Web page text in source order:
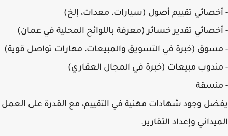
- أخصائي تقييم أصول (سيارات، معدات، إلخ)
- أخصائي تقدير خسائر(معرفة باللوائح المحلية في عمان)
- مسوق (خبرة في التسويق والمبيعات، مهارات تواصل قوية)
- مندوب مبيعات (خبرة في المجال العقاري)
- منسقة
يفضل وجود شهادات مهنية في التقييم، مع القدرة على العمل
الميداني وإعداد التقارير.